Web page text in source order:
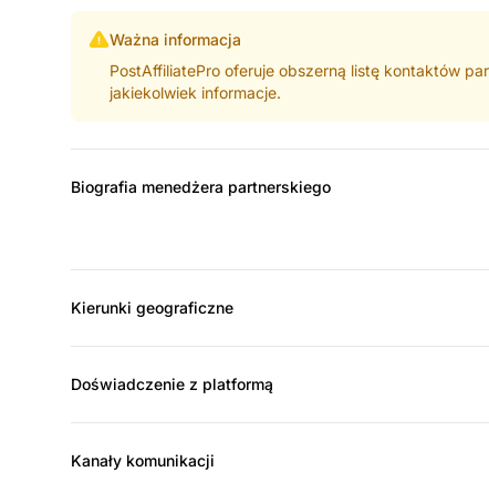
Ważna informacja
PostAffiliatePro oferuje obszerną listę kontaktów
jakiekolwiek informacje.
Biografia menedżera partnerskiego
Kierunki geograficzne
Doświadczenie z platformą
Kanały komunikacji